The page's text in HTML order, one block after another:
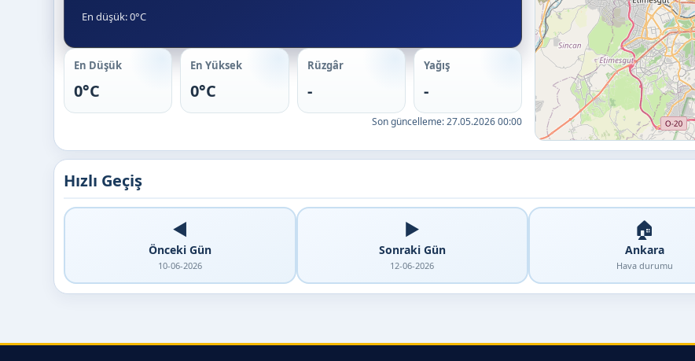
En düşük: 0°C
En Düşük
0°C
En Yüksek
0°C
Rüzgâr
-
Yağış
-
Son güncelleme:27.05.2026 00:00
Hızlı Geçiş
◀️
Önceki Gün
10-06-2026
▶️
Sonraki Gün
12-06-2026
🏠
Ankara
Hava durumu